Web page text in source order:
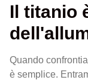
Il titanio
Quando
è semplice.